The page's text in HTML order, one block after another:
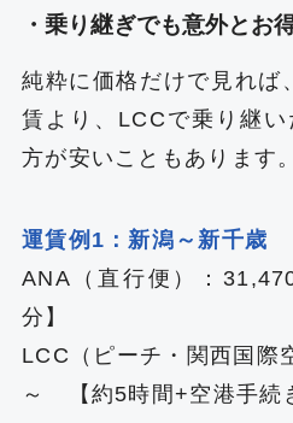
・乗り継ぎでも意外とお
純粋に価格だけで見れば
賃より、LCCで乗り継
方が安いこともあります。
運賃例1：新潟～新千歳
ANA（直行便）：
分】
LCC（ピーチ・関西国際
～ 【約5時間+空港手続